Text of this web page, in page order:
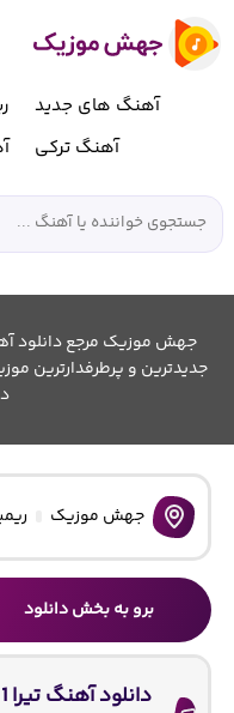
آهنگ های جدید
آهنگ ترکی
جهش موزیک مرجع دانلود
جدیدترین و پرطرفدارترین
جهش موزیک
برو به بخش دانلود